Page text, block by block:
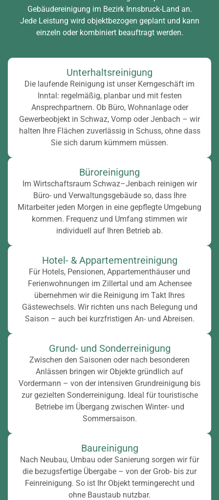
Gebäudereinigung im Bezirk Innsbruck-Land an.
Jede Leistung wird objektbezogen geplant und kann
einzeln oder kombiniert beauftragt werden.
Unterhaltsreinigung
Die laufende Reinigung ist unser Kerngeschäft im
Inntal: regelmäßig, planbar und mit festen
Ansprechpartnern. Ob Büro, Wohnanlage oder
Gewerbeobjekt in Schwaz, Vomp oder Jenbach – wir
halten Ihre Flächen zuverlässig in Schuss, ohne dass
Sie sich darum kümmern müssen.
Büroreinigung
Im Wirtschaftsraum Schwaz–Jenbach reinigen wir
Büro- und Verwaltungsgebäude so, dass Ihre
Mitarbeiter jeden Morgen in eine gepflegte Umgebung
kommen. Frequenz und Umfang stimmen wir
individuell auf Ihren Betrieb ab.
Hotel- & Appartementreinigung
Für Hotels, Pensionen, Appartementhäuser und
Ferienwohnungen im Zillertal und am Achensee
übernehmen wir die Reinigung im Takt Ihres
Gästewechsels. Wir richten uns nach Belegung und
Saison – auch bei kurzfristigen An- und Abreisen.
Grund- und Sonderreinigung
Zwischen den Saisonen oder nach besonderen
Anlässen bringen wir Objekte gründlich auf
Vordermann – von der intensiven Grundreinigung bis
zur gezielten Sonderreinigung. Ideal für touristische
Betriebe im Übergang zwischen Winter- und
Sommersaison.
Baureinigung
Nach Neubau, Umbau oder Sanierung sorgen wir für
die bezugsfertige Übergabe – von der Grob- bis zur
Feinreinigung. So ist Ihr Objekt termingerecht und
ohne Baustaub nutzbar.